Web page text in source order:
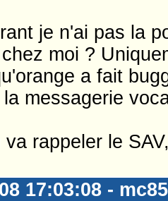
je n'ai pas la
moi ?
a fait
messagerie
va rappeler le
17:03:08 - mc85